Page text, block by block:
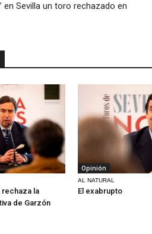
en Sevilla un toro rechazado en
rechaza la
de Garzón
Opinión
AL NATURAL
El exabrupto